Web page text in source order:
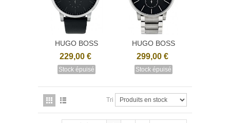
HUGO BOSS
1513500
229,00 €
Stock épuisé
HUGO BOSS
1513501
299,00 €
Stock épuisé
Tri